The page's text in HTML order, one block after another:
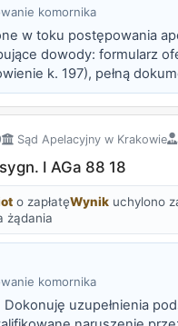
komornika
w toku postępowania
dowody: formularz
k. 197), pełną
umowę nabycia
Sąd Apelacyjny w Krakowie
I AGa 88 18
o zapłatęWynik uchylono
żądania
komornika
uzupełnienia